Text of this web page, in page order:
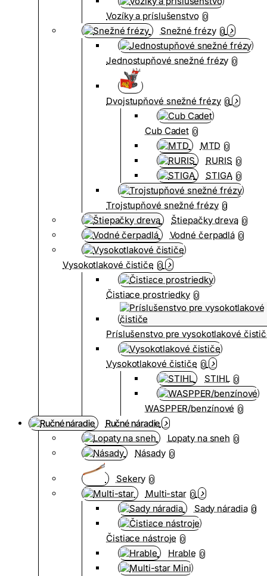
Vozíky a príslušenstvo 0
Snežné frézy 0
Jednostupňové snežné frézy 0
Dvojstupňové snežné frézy 0
Cub Cadet 0
MTD 0
RURIS 0
STIGA 0
Trojstupňové snežné frézy 0
Štiepačky dreva 0
Vodné čerpadlá 0
Vysokotlakové čističe 0
Čistiace prostriedky 0
Príslušenstvo pre vysokotlakové
Vysokotlakové čističe 0
STIHL 0
WASPPER/benzínové 0
Ručné náradie
Lopaty na sneh 0
Násady 0
Sekery 0
Multi-star 0
Sady náradia 0
Čistiace nástroje 0
Hrable 0